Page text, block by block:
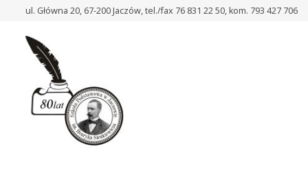
ósmoklasisty
ul. Główna 20, 67-200 Jaczów, tel./fax 76 831 22 50, kom. 793 427 706